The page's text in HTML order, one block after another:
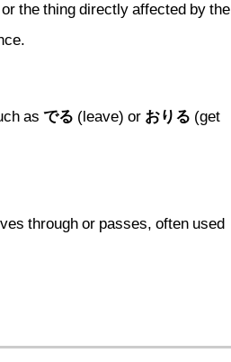
the thing directly affected by the
as でる (leave) or おりる (get
through or passes, often used